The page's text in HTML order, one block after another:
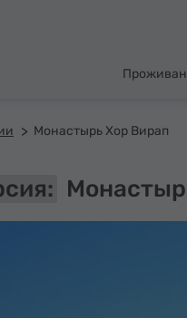
Монастырь Хор Вирап